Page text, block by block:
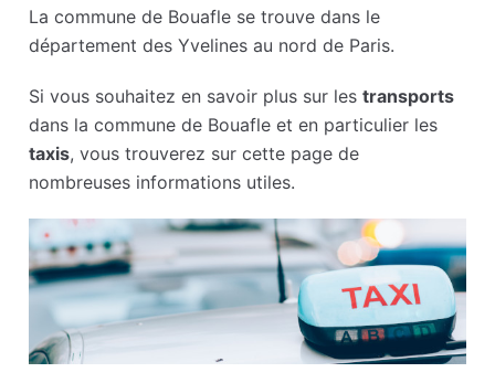
La commune de Bouafle se trouve dans le
département des Yvelines au nord de Paris.
Si vous souhaitez en savoir plus sur lestransports
dans la commune de Bouafle et en particulier les
taxis, vous trouverez sur cette page de
nombreuses informations utiles.